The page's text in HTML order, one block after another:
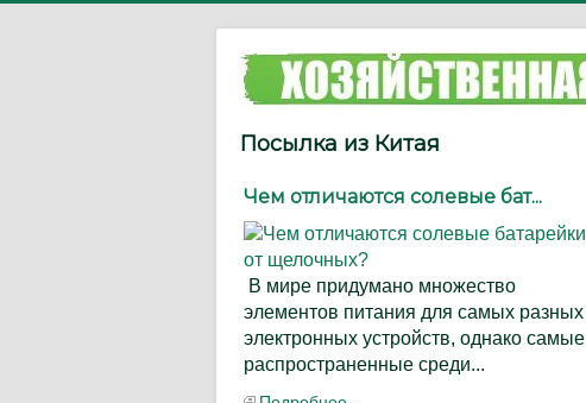
Посылка из Китая
Чем отличаются солевые бат...
В мире придумано множество
элементов питания для самых разных
электронных устройств, однако самые
распространенные среди...